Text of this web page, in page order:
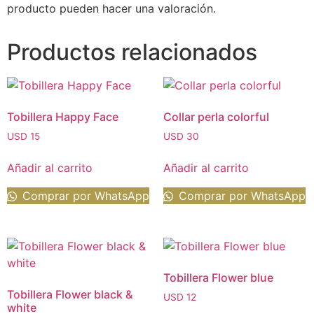
producto pueden hacer una valoración.
Productos relacionados
Tobillera Happy Face
USD 15
Añadir al carrito
Comprar por WhatsApp
Collar perla colorful
USD 30
Añadir al carrito
Comprar por WhatsApp
Tobillera Flower black &
white
Tobillera Flower blue
USD 12